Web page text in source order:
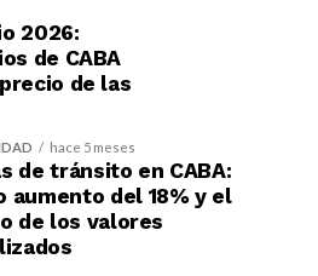
2026:
de CABA
de las
hace 5 meses
de tránsito en CABA:
aumento del 18% y el
de los valores